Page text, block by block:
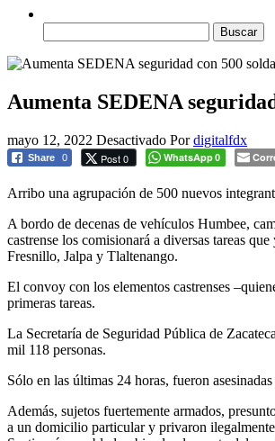
Aumenta SEDENA
mayo 12, 2022 Desactivado Por digitalfdx
Share 0 Post 0 WhatsApp0
Arribo una agrupación de 500 nuevos
A bordo de decenas de vehículos Humbee,
castrense los comisionará a diversas tareas
Fresnillo, Jalpa y Tlaltenango.
El convoy con los elementos castrenses
primeras tareas.
La Secretaría de Seguridad Pública de
mil 118 personas.
Sólo en las últimas 24 horas, fueron
Además, sujetos fuertemente armados,
a un domicilio particular y privaron